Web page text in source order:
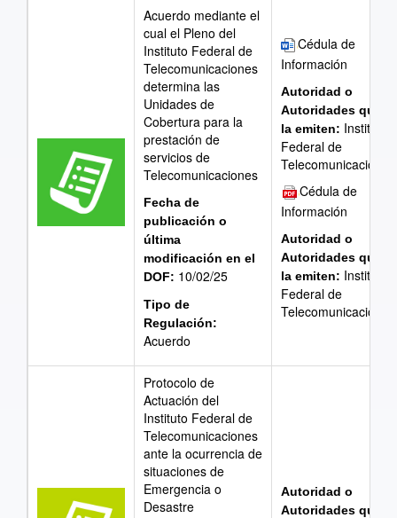
Acuerdo mediante el
cual el Pleno del
Instituto Federal de
Telecomunicaciones
determina las
Unidades de
Cobertura para la
prestación de
servicios de
Telecomunicaciones
Fecha de
publicación o
última
modificación en el
DOF: 10/02/25
Tipo de
Regulación:
Acuerdo
Cédula de
Información
Autoridad o
Autoridades que
la emiten: Instituto
Federal de
Telecomunicaciones
Cédula de
Información
Autoridad o
Autoridades que
la emiten: Instituto
Federal de
Telecomunicaciones
Protocolo de
Actuación del
Instituto Federal de
Telecomunicaciones
ante la ocurrencia de
situaciones de
Emergencia o
Desastre
Autoridad o
Autoridades que